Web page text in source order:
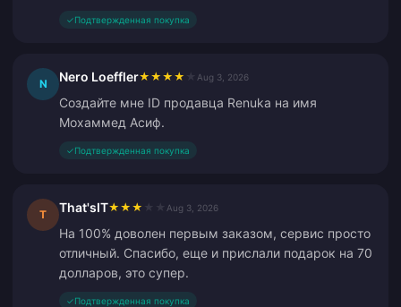
✓Подтвержденная покупка
N Nero Loeffler★ ★ ★ ★ Aug 3, 2026
Создайте мне ID продавца Renuka на имя
Мохаммед Асиф.
✓Подтвержденная покупка
T That'sIT★ ★ ★ Aug 3, 2026
На 100% доволен первым заказом, сервис просто
отличный. Спасибо, еще и прислали подарок на 70
долларов, это супер.
✓Подтвержденная покупка